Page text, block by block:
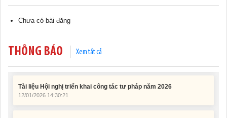
Chưa có bài đăng
THÔNG BÁO Xem tất cả
Tài liệu Hội nghị công chức, viên chức và người lao động năm
Tài liệu Hội nghị triển khai công tác tư pháp năm 2026